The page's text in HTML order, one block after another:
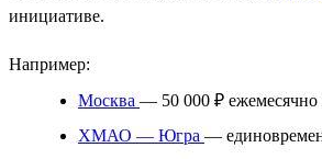
инициативе.
Например:
Москва — 50 000 ₽ ежемесячно
ХМАО — Югра —